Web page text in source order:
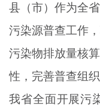
县（市）作为全
污染源普查工作
污染物排放量核
性，完善普查组
我省全面开展污